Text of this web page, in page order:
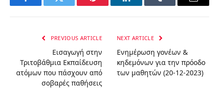
FacebookTwitter Pinterest LinkedInTumblr Email
PREVIOUS ARTICLE
Εισαγωγή στην
Τριτοβάθμια Εκπαίδευση
ατόμων που πάσχουν από
σοβαρές παθήσεις
NEXT ARTICLE
Ενημέρωση γονέων &
κηδεμόνων για την πρόοδο
των μαθητών (20-12-2023)